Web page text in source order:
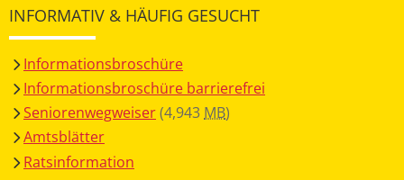
INFORMATIV & HÄUFIG GESUCHT
Informationsbroschüre
Informationsbroschüre barrierefrei
Seniorenwegweiser(4,943 MB)
Amtsblätter
Ratsinformation